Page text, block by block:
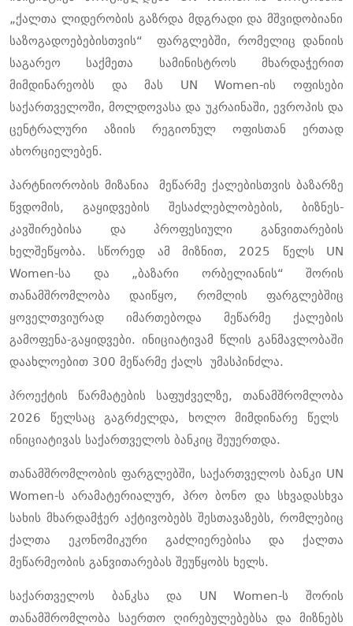
„ქალთა ლიდერობის გაზრდა მდგრადი და მშვიდობიანი
საზოგადოებებისთვის“
ფარგლებში, რომელიც დანიის
საგარეო
საქმეთა სამინისტროს
მხარდაჭერით
მიმდინარეობს
და მას UN Women-ის ოფისები
საქართველოში,მოლდოვასა და უკრაინაში, ევროპის და
ცენტრალური
აზიის რეგიონულ ოფისთან
ერთად
ახორციელებენ.
პარტნიორობის მიზანია მეწარმე ქალებისთვის ბაზარზე
წვდომის, გაყიდვების შესაძლებლობების, ბიზნეს-
კავშირებისა
და პროფესიული
განვითარების
ხელშეწყობა. სწორედ ამ მიზნით, 2025 წელს UN
Women-სა და „ბაზარი ორბელიანის“ შორის
თანამშრომლობა
დაიწყო, რომლის
ფარგლებშიც
ყოველთვიურად
იმართებოდა
მეწარმე ქალების
გამოფენა-გაყიდვები. ინიციატივამ წლის განმავლობაში
დაახლოებით 300 მეწარმე ქალს უმასპინძლა.
პროექტის წარმატების საფუძველზე, თანამშრომლობა
2026 წელსაც გაგრძელდა, ხოლო მიმდინარე
წელს
ინიციატივას საქართველოს ბანკიც შეუერთდა.
თანამშრომლობის ფარგლებში, საქართველოს ბანკი UN
Women-ს არამატერიალურ, პრო ბონო და
სხვადასხვა
სახის მხარდამჭერ აქტივობებს შესთავაზებს, რომლებიც
ქალთა
ეკონომიკური გაძლიერებისა და
ქალთა
მეწარმეობის განვითარებას შეუწყობს ხელს.
საქართველოს ბანკსა და UN Women-ს
შორის
თანამშრომლობა
საერთო ღირებულებებსა და
მიზნებს